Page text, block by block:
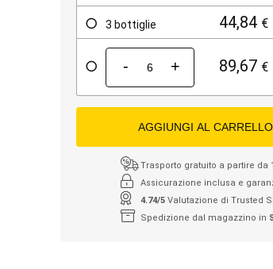
3 bottiglie 44,84 €
- + 89,67 €
AGGIUNGI AL CARRELLO
Trasporto gratuito a partire da
Assicurazione inclusa e
4.74/5 Valutazione di Trusted
Spedizione dal magazzino in